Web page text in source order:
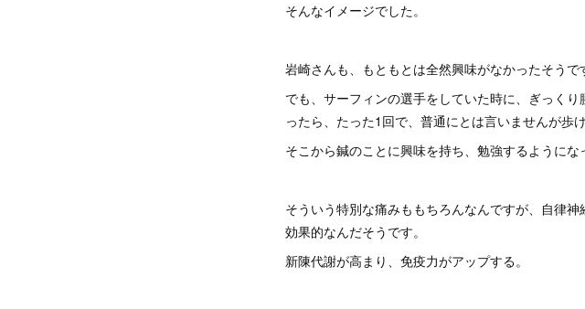
そんなイメージでした。
岩崎さんも、もともとは全然興味がなかったそうで
でも、サーフィンの選手をしていた時に、ぎっく
ったら、たった1回で、普通にとは言いませんが歩
そこから鍼のことに興味を持ち、勉強するようにな
そういう特別な痛みももちろんなんですが、自律
効果的なんだそうです。
新陳代謝が高まり、免疫力がアップする。